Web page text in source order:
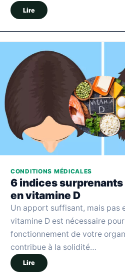
Lire
CONDITIONS MÉDICALES
6 indices surprenants
en vitamine D
Un apport suffisant, mais pas
vitamine D est nécessaire
fonctionnement de votre
contribue à la solidité…
Lire